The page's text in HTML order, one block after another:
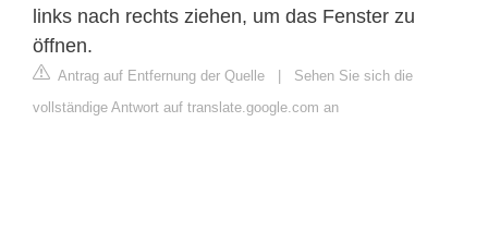
links nach rechts ziehen, um das Fenster zu
öffnen.
Antrag auf Entfernung der Quelle
Sehen Sie sich die
vollständige Antwort auf translate.google.com an